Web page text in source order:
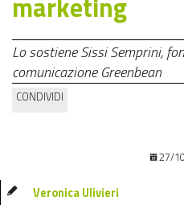
Lo sostiene Sissi Semprini,
comunicazione Greenbean
CONDIVIDI
27/
Veronica Ulivieri